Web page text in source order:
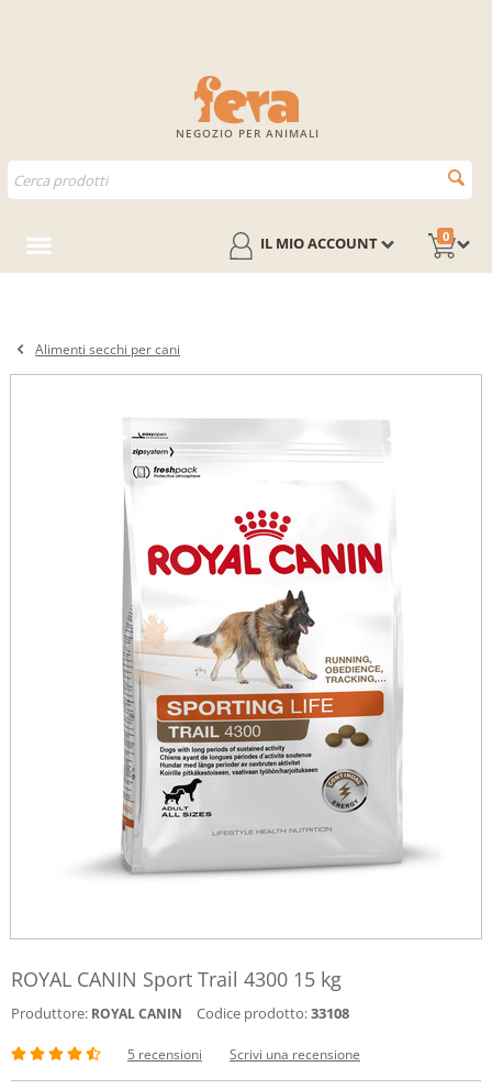
NEGOZIO PER ANIMALI
0
IL MIO ACCOUNT
Alimenti secchi per cani
ROYAL CANIN Sport Trail 4300 15 kg
Produttore: ROYAL CANIN Codice prodotto:33108
5 recensioni Scrivi una recensione